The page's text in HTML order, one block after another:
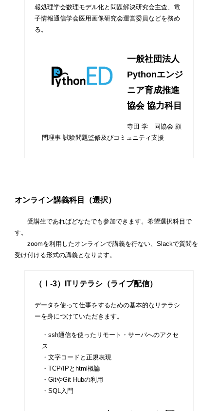
報処理学会数理モデル化と問題解決研究会主査、電
子情報通信学会医用画像研究会運営委員などを務め
る。
一般社団法人
Pythonエンジ
ニア育成推進
協会 協力科目
寺田 学 同協会 顧
問理事 試験問題監修及びコミュニティ支援
オンライン講義科目（選択）
受講生であればどなたでも参加できます。希望選択科目で
す。
zoomを利用したオンラインで講義を行ない、Slackで質問を
受け付ける形式の講義となります。
（Ⅰ-3）ITリテラシ（ライブ配信）
データを使って仕事をするための基本的なリテラシ
ーを身につけていただきます。
・ssh通信を使ったリモート・サーバへのアクセ
ス
・文字コードと正規表現
・TCP/IPとhtml概論
・GitやGit Hubの利用
・SQL入門